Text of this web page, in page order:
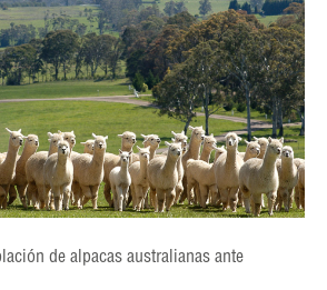
de alpacas australianas ante